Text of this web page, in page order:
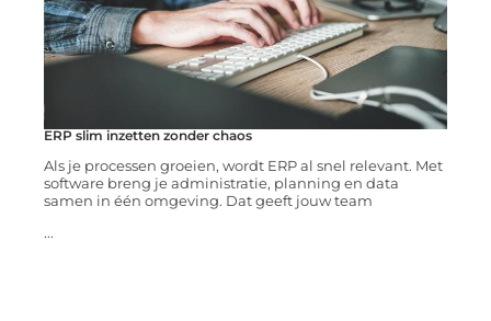
ERP slim inzetten zonder chaos
Als je processen groeien, wordt ERP al snel relevant. Met
software breng je administratie, planning en data
samen in één omgeving. Dat geeft jouw team
...